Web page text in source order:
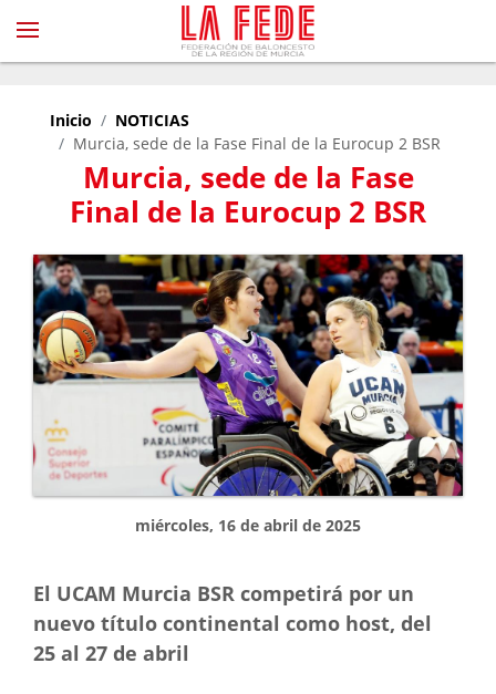
Murcia, sede de la Fase
Final de la Eurocup 2 BSR
Inicio
NOTICIAS
Murcia, sede de la Fase Final de la Eurocup 2 BSR
miércoles, 16 de abril de 2025
El UCAM Murcia BSR competirá por un
nuevo título continental como host, del
25 al 27 de abril